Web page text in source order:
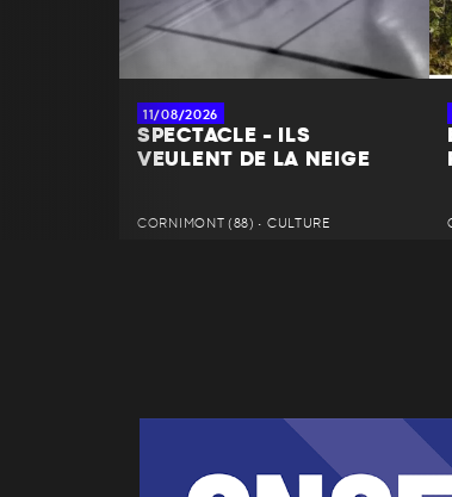
11/08/2026
SPECTACLE - ILS
VEULENT DE LA NEIGE
CORNIMONT (88) • CULTURE